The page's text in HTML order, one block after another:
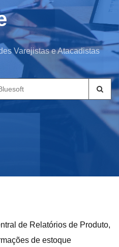
Varejistas e Atacadistas
de Relatórios de Produto,
de estoque